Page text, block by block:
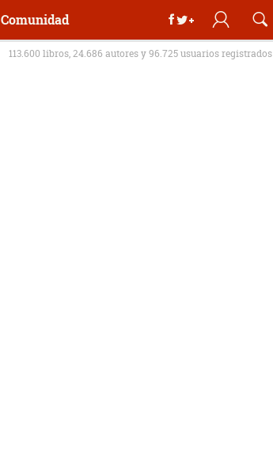
Comunidad
113.600 libros, 24.686 autores y 96.725 usuarios registrados